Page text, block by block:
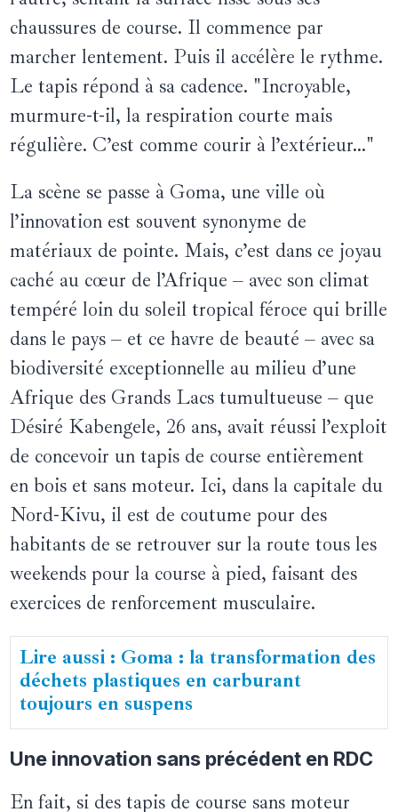
chaussures de course. Il commence par
marcher lentement. Puis il accélère le rythme.
Le tapis répond à sa cadence. "Incroyable,
murmure-t-il, la respiration courte mais
régulière. C’est comme courir à l’extérieur..."
La scène se passe à Goma, une ville où
l’innovation est souvent synonyme de
matériaux de pointe. Mais, c’est dans ce joyau
caché au cœur de l’Afrique – avec son climat
tempéré loin du soleil tropical féroce qui brille
dans le pays – et ce havre de beauté – avec sa
biodiversité exceptionnelle au milieu d’une
Afrique des Grands Lacs tumultueuse – que
Désiré Kabengele, 26 ans, avait réussi l’exploit
de concevoir un tapis de course entièrement
en bois et sans moteur. Ici, dans la capitale du
Nord-Kivu, il est de coutume pour des
habitants de se retrouver sur la route tous les
weekends pour la course à pied, faisant des
exercices de renforcement musculaire.
Lire aussi : Goma : la transformation des
déchets plastiques en carburant
toujours en suspens
Une innovation sans précédent en RDC
En fait, si des tapis de course sans moteur